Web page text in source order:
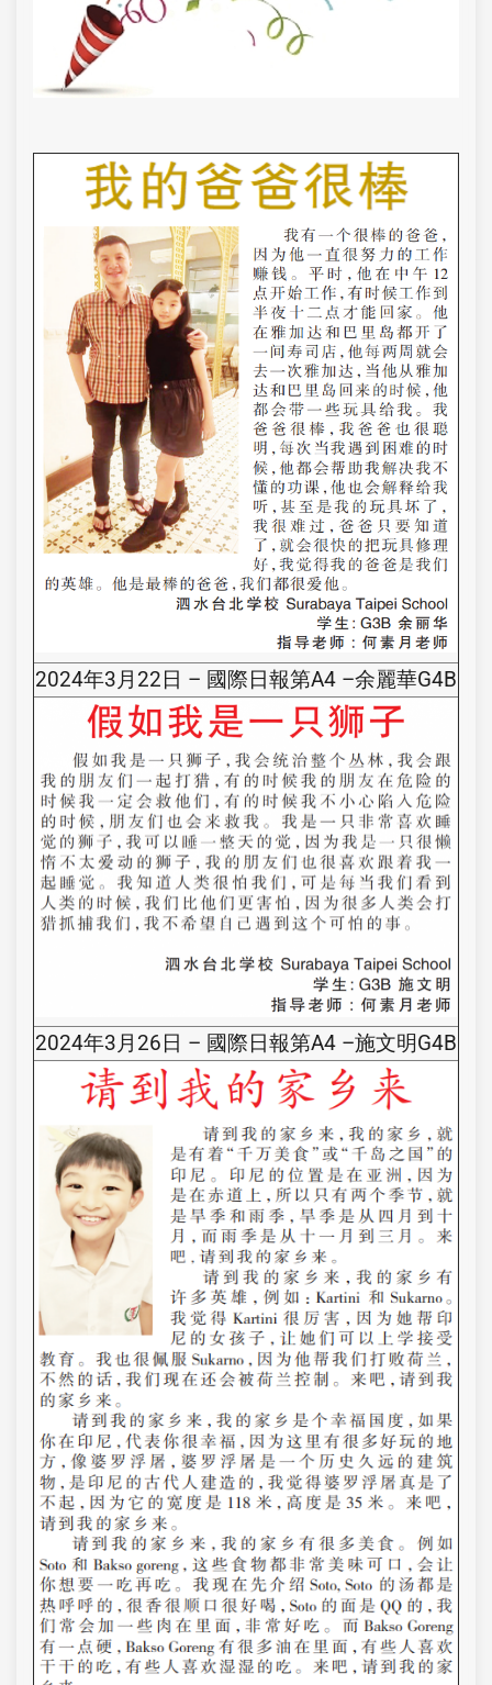
2024年3月22日 – 國際日報第A4 –余麗華G4B
2024年3月26日 – 國際日報第A4 –施文明G4B